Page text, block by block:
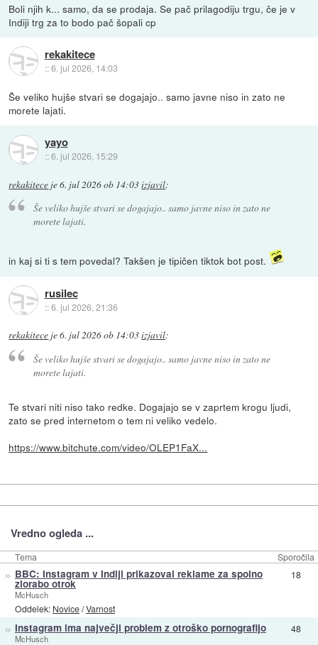
Boli njih k... samo, da se prodaja. Se pač prilagodiju trgu, če je v
Indiji trg za to bodo pač šopali cp
rekakitece
::6. jul 2026, 14:03
Še veliko hujše stvari se dogajajo.. samo javne niso in zato ne
morete lajati.
yayo
::6. jul 2026, 15:29
rekakitece je6. jul 2026 ob 14:03izjavil:
Še veliko hujše stvari se dogajajo.. samo javne niso in zato ne
morete lajati.
in kaj si ti s tem povedal? Takšen je tipičen tiktok bot post.
rusilec
::6. jul 2026, 21:36
rekakitece je6. jul 2026 ob 14:03izjavil:
Še veliko hujše stvari se dogajajo.. samo javne niso in zato ne
morete lajati.
Te stvari niti niso tako redke. Dogajajo se v zaprtem krogu ljudi,
zato se pred internetom o tem ni veliko vedelo.
https://www.bitchute.com/video/OLEP1FaX...
Vredno ogleda ...
Tema Sporočila
» BBC: Instagram v Indiji prikazoval reklame za spolno
zlorabo otrok
McHusch
Oddelek: Novice/Varnost
18
» Instagram ima največji problem z otroško pornografijo
McHusch
48